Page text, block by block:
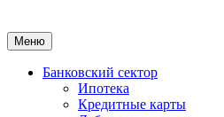
Меню
Банковский сектор
Ипотека
Кредитные карты